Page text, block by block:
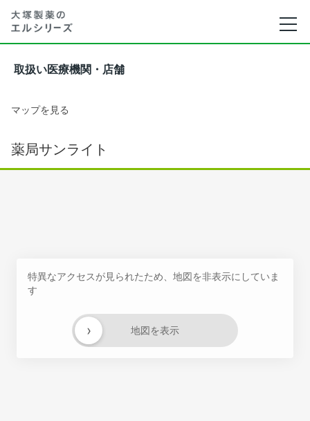
取扱い医療機関・店舗
マップを見る
薬局サンライト
特異なアクセスが見られたため、地図を非表示にしていま
す
地図を表示
›